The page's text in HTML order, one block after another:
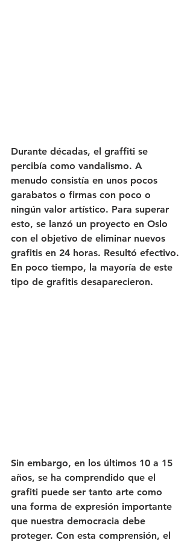
Durante décadas, el graffiti se
percibía como vandalismo. A
menudo consistía en unos pocos
garabatos o firmas con poco o
ningún valor artístico. Para superar
esto, se lanzó un proyecto en Oslo
con el objetivo de eliminar nuevos
grafitis en 24 horas. Resultó efectivo.
En poco tiempo, la mayoría de este
tipo de grafitis desaparecieron.
Sin embargo, en los últimos 10 a 15
años, se ha comprendido que el
grafiti puede ser tanto arte como
una forma de expresión importante
que nuestra democracia debe
proteger. Con esta comprensión, el